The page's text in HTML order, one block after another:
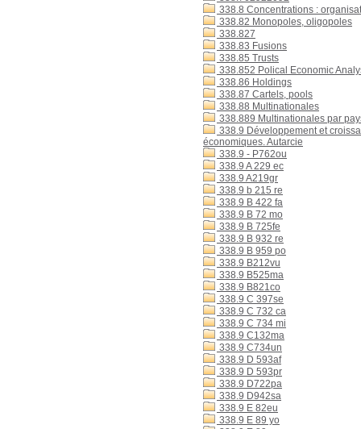
338.8 Concentrations :
338.82 Monopoles, oligopoles
338.827
338.83 Fusions
338.85 Trusts
338.852 Polical Economic
338.86 Holdings
338.87 Cartels, pools
338.88 Multinationales
338.889 Multinationales par
338.9 Développement et
économiques. Autarcie
338.9 - P762ou
338.9 A 229 ec
338.9 A219gr
338.9 b 215 re
338.9 B 422 fa
338.9 B 72 mo
338.9 B 725fe
338.9 B 932 re
338.9 B 959 po
338.9 B212vu
338.9 B525ma
338.9 B821co
338.9 C 397se
338.9 C 732 ca
338.9 C 734 mi
338.9 C132ma
338.9 C734un
338.9 D 593af
338.9 D 593pr
338.9 D722pa
338.9 D942sa
338.9 E 82eu
338.9 E 89 yo